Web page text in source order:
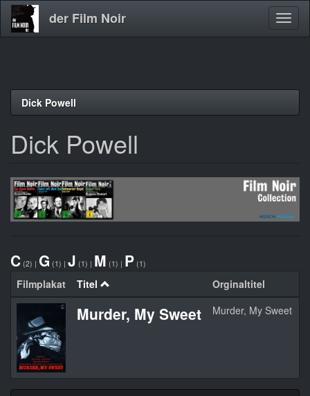
Direkt
der Film Noir
Dick Powell
Dick Powell
C (2) | G (1) | J (1) | M (1) | P (1)
Filmplakat Titel Orginaltitel
Murder, My Sweet Murder, My Sweet